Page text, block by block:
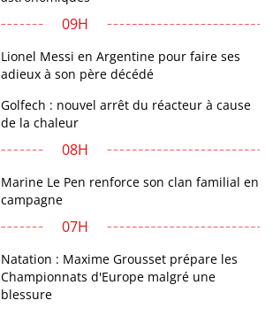
09H
Lionel Messi en Argentine pour faire ses
adieux à son père décédé
Golfech : nouvel arrêt du réacteur à cause
de la chaleur
08H
Marine Le Pen renforce son clan familial en
campagne
07H
Natation : Maxime Grousset prépare les
Championnats d'Europe malgré une
blessure